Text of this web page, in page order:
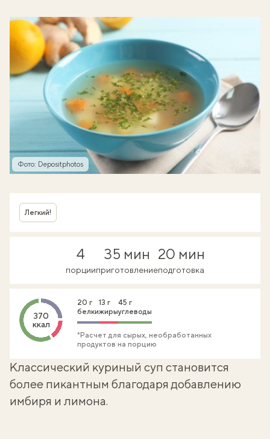
Фото: Depositphotos
Легкий!
4
порции
35 мин
приготовление
20 мин
подготовка
370
ккал
20 г
белки
13 г
жиры
45 г
углеводы
*Расчет для сырых, необработанных
продуктов на порцию
Классический куриный суп становится
более пикантным благодаря добавлению
имбиря и лимона.